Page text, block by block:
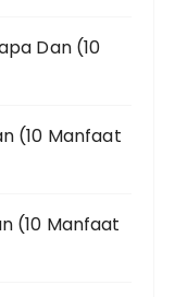
Dan (10
(10 Manfaat
(10 Manfaat